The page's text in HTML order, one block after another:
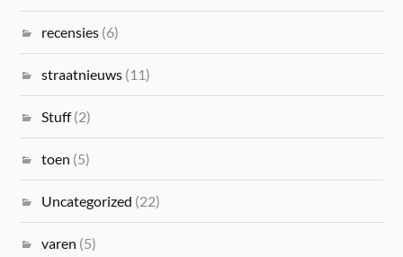
recensies (6)
straatnieuws (11)
Stuff(2)
toen (5)
Uncategorized (22)
varen (5)